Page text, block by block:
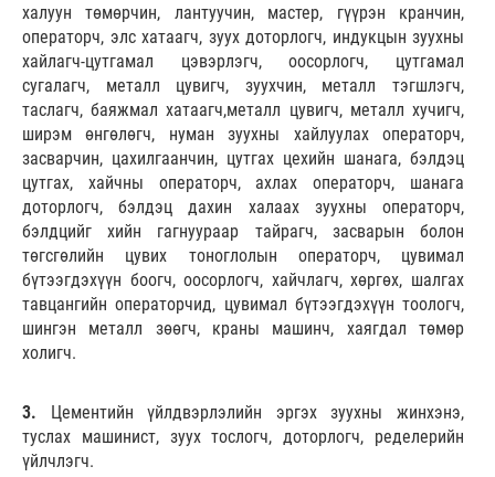
халуун төмөрчин, лантуучин, мастер, гүүрэн кранчин,
операторч, элс хатаагч, зуух доторлогч, индукцын зуухны
хайлагч-цутгамал цэвэрлэгч, оосорлогч, цутгамал
сугалагч, металл цувигч, зуухчин, металл тэгшлэгч,
таслагч, баяжмал хатаагч,металл цувигч, металл хучигч,
ширэм өнгөлөгч, нуман зуухны хайлуулах операторч,
засварчин, цахилгаанчин, цутгах цехийн шанага, бэлдэц
цутгах, хайчны операторч, ахлах операторч, шанага
доторлогч, бэлдэц дахин халаах зуухны операторч,
бэлдцийг хийн гагнуураар тайрагч, засварын болон
төгсгөлийн цувих тоноглолын операторч, цувимал
бүтээгдэхүүн боогч, оосорлогч, хайчлагч, хөргөх, шалгах
тавцангийн операторчид, цувимал бүтээгдэхүүн тоологч,
шингэн металл зөөгч, краны машинч, хаягдал төмөр
холигч.
3. Цементийн үйлдвэрлэлийн эргэх зуухны жинхэнэ,
туслах машинист, зуух тослогч, доторлогч, ределерийн
үйлчлэгч.